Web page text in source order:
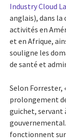
Industry Cloud
anglais), dans la
activités en
et en Afrique,
souligne les
de santé et
Selon Forrester,
prolongement
guichet, servant
fonctionnent